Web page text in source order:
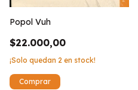
Popol Vuh
$22.000,00
¡Solo quedan 2 en stock!